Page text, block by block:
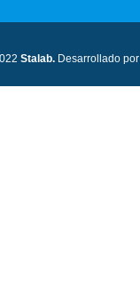
Stalab. Desarrollado por